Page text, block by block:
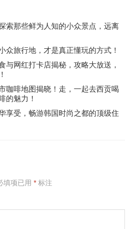
索那些鲜为人知的小众景点，远离
众旅行地，才是真正懂玩的方式！
与网红打卡店揭秘，攻略大放送，
咖啡地图揭晓！走，一起去西贡喝
的魅力！
享受，畅游韩国时尚之都的顶级住
填项已用 * 标注